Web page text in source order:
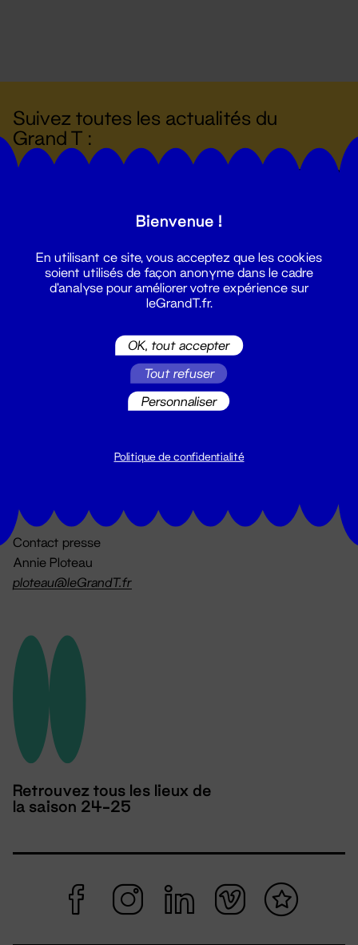
Suivez toutes les actualités du
Grand T :
billetterie@leGrandT.fr
Du lundi au vendredi 14h → 18h
Contact presse
Annie Ploteau
ploteau@leGrandT.fr
Retrouvez tous les lieux de
la saison 24-25
Bienvenue !
En utilisant ce site, vous acceptez que les cookies
soient utilisés de façon anonyme dans le cadre
d'analyse pour améliorer votre expérience sur
leGrandT.fr.
OK, tout accepter
Tout refuser
Personnaliser
Politique de confidentialité